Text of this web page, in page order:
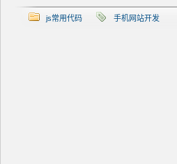
js常用代码 手机网站开发